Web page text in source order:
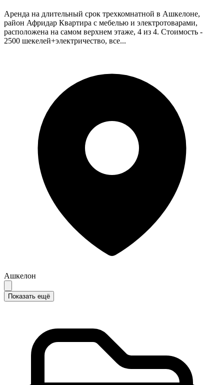
Аренда на длительный срок трехкомнатной в Ашкелоне,
район Афридар Квартира с мебелью и электротоварами,
расположена на самом верхнем этаже, 4 из 4. Стоимость -
2500 шекелей+электричество, все...
Ашкелон
Показать ещё